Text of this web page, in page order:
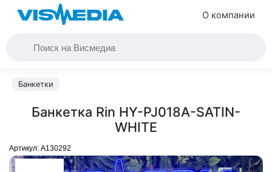
О компании
Банкетки
Банкетка Rin HY-PJ018A-SATIN-
WHITE
Артикул: A130292